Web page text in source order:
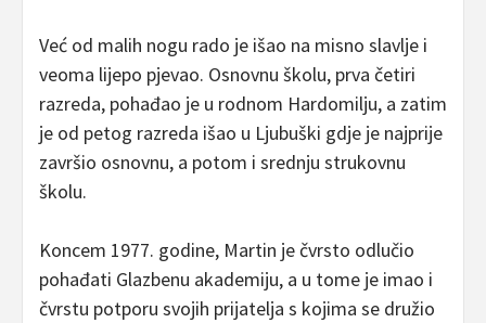
Već od malih nogu rado je išao na misno slavlje i
veoma lijepo pjevao. Osnovnu školu, prva četiri
razreda, pohađao je u rodnom Hardomilju, a zatim
je od petog razreda išao u Ljubuški gdje je najprije
završio osnovnu, a potom i srednju strukovnu
školu.
Koncem 1977. godine, Martin je čvrsto odlučio
pohađati Glazbenu akademiju, a u tome je imao i
čvrstu potporu svojih prijatelja s kojima se družio